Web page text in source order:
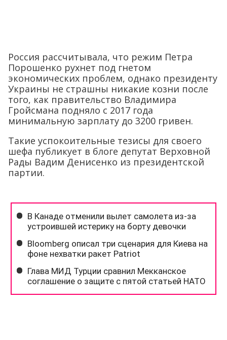
Россия рассчитывала, что режим Петра
Порошенко рухнет под гнетом
экономических проблем, однако президенту
Украины не страшны никакие козни после
того, как правительство Владимира
Гройсмана подняло с 2017 года
минимальную зарплату до 3200 гривен.
Такие успокоительные тезисы для своего
шефа публикует в блоге депутат Верховной
Рады Вадим Денисенко из президентской
партии.